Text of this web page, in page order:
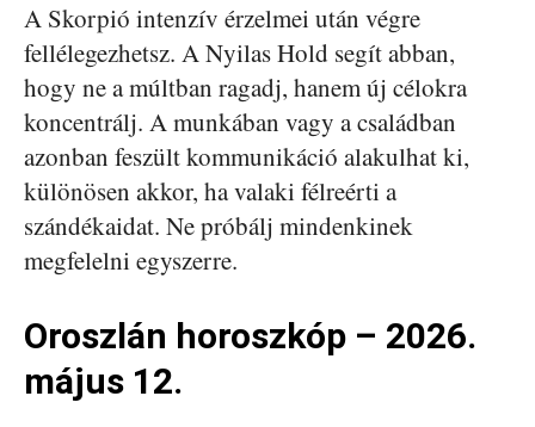
A Skorpió intenzív érzelmei után végre
fellélegezhetsz. A Nyilas Hold segít abban,
hogy ne a múltban ragadj, hanem új célokra
koncentrálj. A munkában vagy a családban
azonban feszült kommunikáció alakulhat ki,
különösen akkor, ha valaki félreérti a
szándékaidat. Ne próbálj mindenkinek
megfelelni egyszerre.
Oroszlán horoszkóp – 2026.
május 12.